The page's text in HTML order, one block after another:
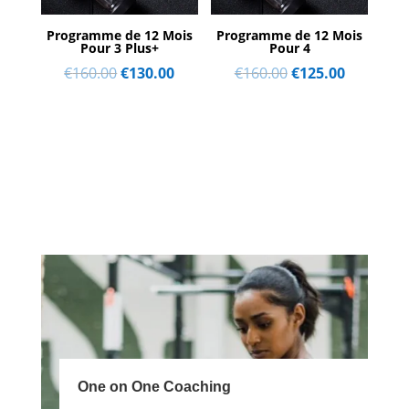
Programme de 12 Mois
Pour 3 Plus+
€160.00Le
€130.00Le
Programme de 12 Mois
Pour 4
€160.00Le
€125.00Le
One on One Coaching